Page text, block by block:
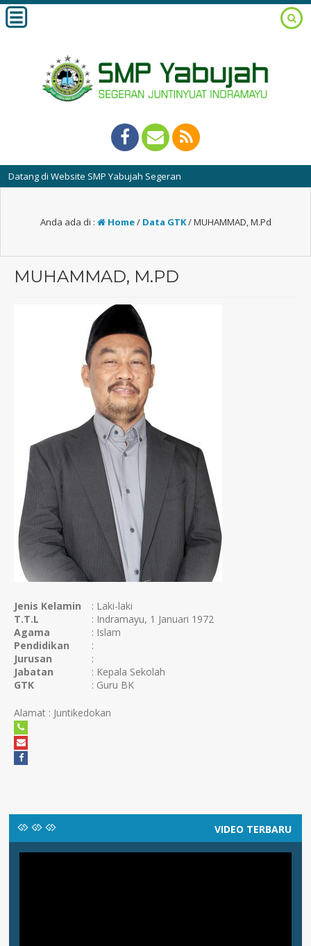
di Website SMP Yabujah Segeran
Anda ada di : Home/ Data GTK/MUHAMMAD, M.Pd
MUHAMMAD, M.PD
Jenis Kelamin
: Laki-laki
T.T.L
: Indramayu, 1 Januari 1972
Agama
: Islam
Pendidikan
:
Jurusan
:
Jabatan
: Kepala Sekolah
GTK
: Guru BK
Alamat : Juntikedokan
VIDEO TERBARU